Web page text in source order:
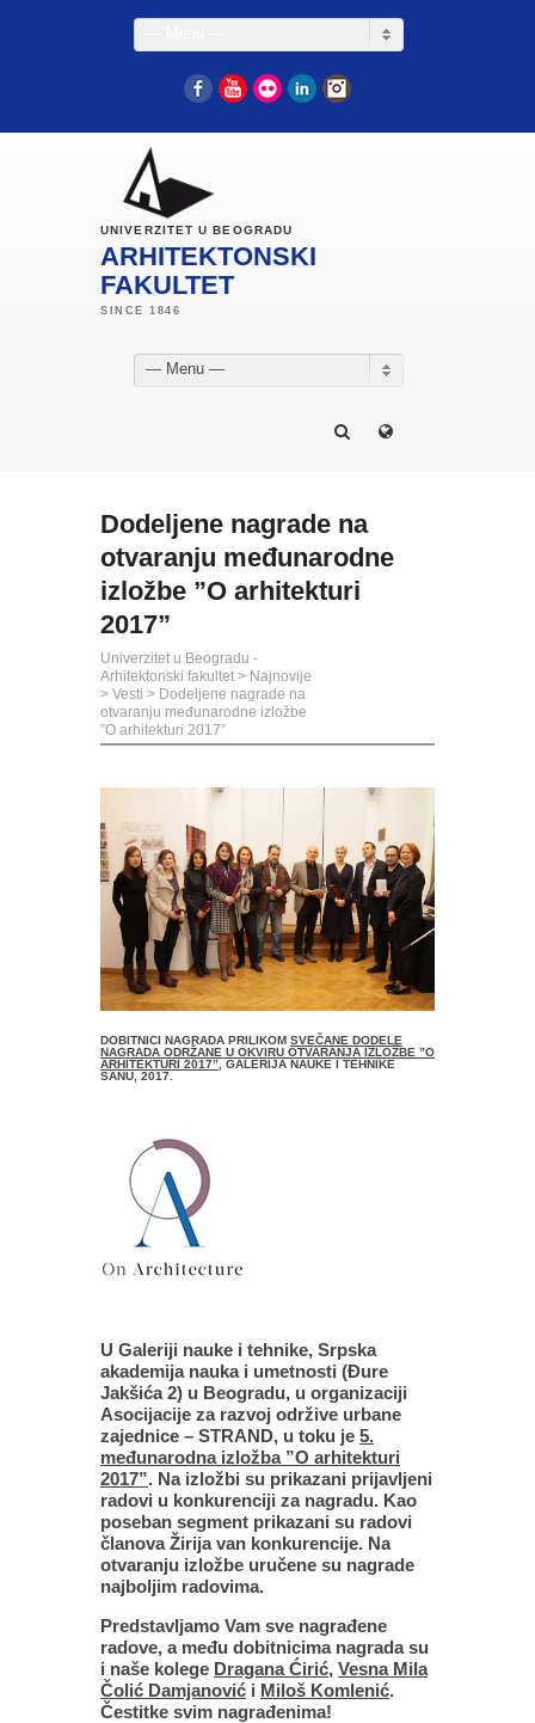
FacebookYouTube
Flickr LinkedIn
UNIVERZITET U BEOGRADU
ARHITEKTONSKI
FAKULTET
— Menu —
Dodeljene nagrade na
otvaranju međunarodne
izložbe ”O arhitekturi
2017”
Univerzitet u Beogradu -
Arhitektonski fakultet > Najnovije
> Vesti > Dodeljene nagrade na
otvaranju međunarodne izložbe
”O arhitekturi 2017”
DOBITNICI NAGRADA PRILIKOM SVEČANE DODELE
NAGRADA ODRŽANE U OKVIRU OTVARANJA IZLOŽBE ”O
ARHITEKTURI 2017” , GALERIJA NAUKE I TEHNIKE
SANU, 2017.
U Galeriji nauke i tehnike, Srpska
akademija nauka i umetnosti (Đure
Jakšića 2) u Beogradu, u organizaciji
Asocijacije za razvoj održive urbane
zajednice – STRAND, u toku je 5.
međunarodna izložba ”O arhitekturi
2017”. Na izložbi su prikazani prijavljeni
radovi u konkurenciji za nagradu. Kao
poseban segment prikazani su radovi
članova Žirija van konkurencije. Na
otvaranju izložbe uručene su nagrade
najboljim radovima.
Predstavljamo Vam sve nagrađene
radove, a među dobitnicima nagrada su
i naše kolege Dragana Ćirić, Vesna Mila
Čolić Damjanović i Miloš Komlenić.
Čestitke svim nagrađenima!